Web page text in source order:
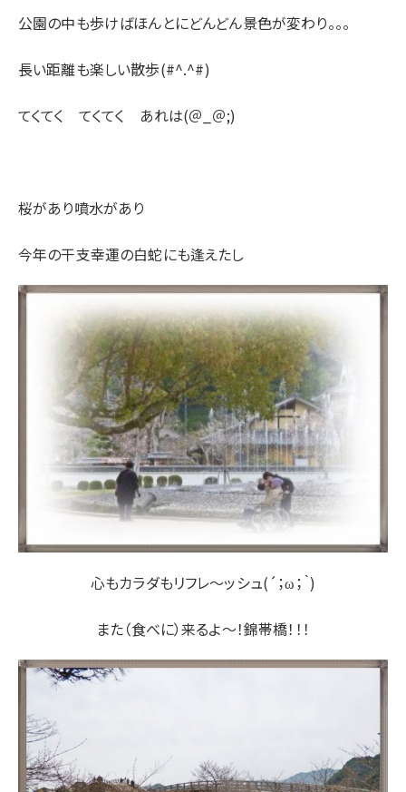
公園の中も歩けばほんとにどんどん景色が変わり。。。
長い距離も楽しい散歩(#^.^#)
てくてく てくてく あれは(＠_＠;)
桜があり噴水があり
今年の干支幸運の白蛇にも逢えたし
心もカラダもリフレ～ッシュ(´；ω；｀)
また（食べに）来るよ～！錦帯橋！！！